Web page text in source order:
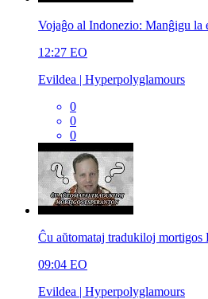
Vojaĝo al Indonezio: Manĝigu la
12:27 EO
Evildea | Hyperpolyglamours
0
0
0
Ĉu aŭtomataj tradukiloj mortigos
09:04 EO
Evildea | Hyperpolyglamours